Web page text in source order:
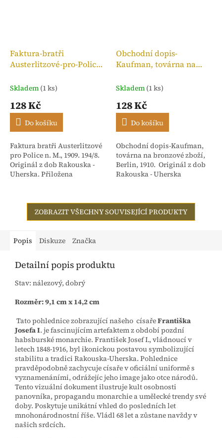
Faktura-bratři
Austerlitzové-pro-Police
Skladem (1 ks)
128 Kč
Do košíku
Faktura bratři Austerlitzové
pro Police n. M., 1909. 194/8.
Originál z dob Rakouska -
Uherska. Přiložena
dříve Isac...
Obchodní dopis-
Kaufman, továrna na
Skladem (1 ks)
128 Kč
Do košíku
Obchodní dopis-Kaufman,
továrna na bronzové zboží,
Berlin, 1910. Originál z dob
Rakouska - Uherska
ZOBRAZIT VŠECHNY SOUVISEJÍCÍ PRODUKTY
Popis Diskuze Značka
Detailní popis produktu
Stav: nálezový, dobrý
Rozměr: 9,1 cm x 14,2 cm
Tato pohlednice zobrazující našeho císařeFrantiška
Josefa I. je fascinujícím artefaktem z období pozdní
habsburské monarchie. František Josef I., vládnoucí v
letech 1848-1916, byl ikonickou postavou symbolizující
stabilitu a tradici Rakouska-Uherska. Pohlednice
pravděpodobně zachycuje císaře v oficiální uniformě s
vyznamenáními, odrážejíc jeho image jako otce národů.
Tento vizuální dokument ilustruje kult osobnosti
panovníka, propagandu monarchie a umělecké trendy své
doby. Poskytuje unikátní vhled do posledních let
mnohonárodnostní říše. Vládl 68 let a zůstane navždy v
našich srdcích.